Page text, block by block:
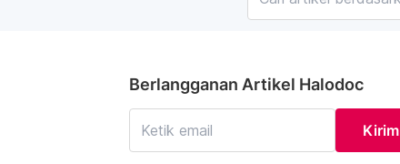
Berlangganan Artikel Halodoc
Kirim